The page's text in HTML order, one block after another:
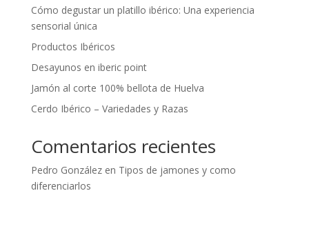
Cómo degustar un platillo ibérico: Una experiencia
sensorial única
Productos Ibéricos
Desayunos en iberic point
Jamón al corte 100% bellota de Huelva
Cerdo Ibérico – Variedades y Razas
Comentarios recientes
Pedro Gonzálezen Tipos de jamones y como
diferenciarlos